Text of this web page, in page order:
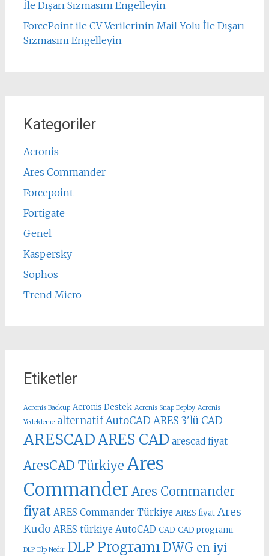
İle Dışarı Sızmasını Engelleyin
ForcePoint ile CV Verilerinin Mail Yolu İle Dışarı
Sızmasını Engelleyin
Kategoriler
Acronis
Ares Commander
Forcepoint
Fortigate
Genel
Kaspersky
Sophos
Trend Micro
Etiketler
Acronis Backup Acronis Destek Acronis Snap Deploy Acronis
Yedekleme alternatif AutoCAD ARES 3'lü CAD
ARESCADARES CAD arescad fiyat
AresCAD Türkiye Ares
Commander Ares Commander
fiyat ARES Commander Türkiye ARES fiyat Ares
Kudo ARES türkiye AutoCAD CAD CAD programı
DLP Dlp Nedir DLP Programı DWG en iyi